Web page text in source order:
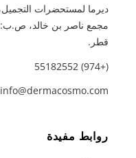
قطر.
(+974) 55182552
info@dermacosmo.com
روابط مفيدة